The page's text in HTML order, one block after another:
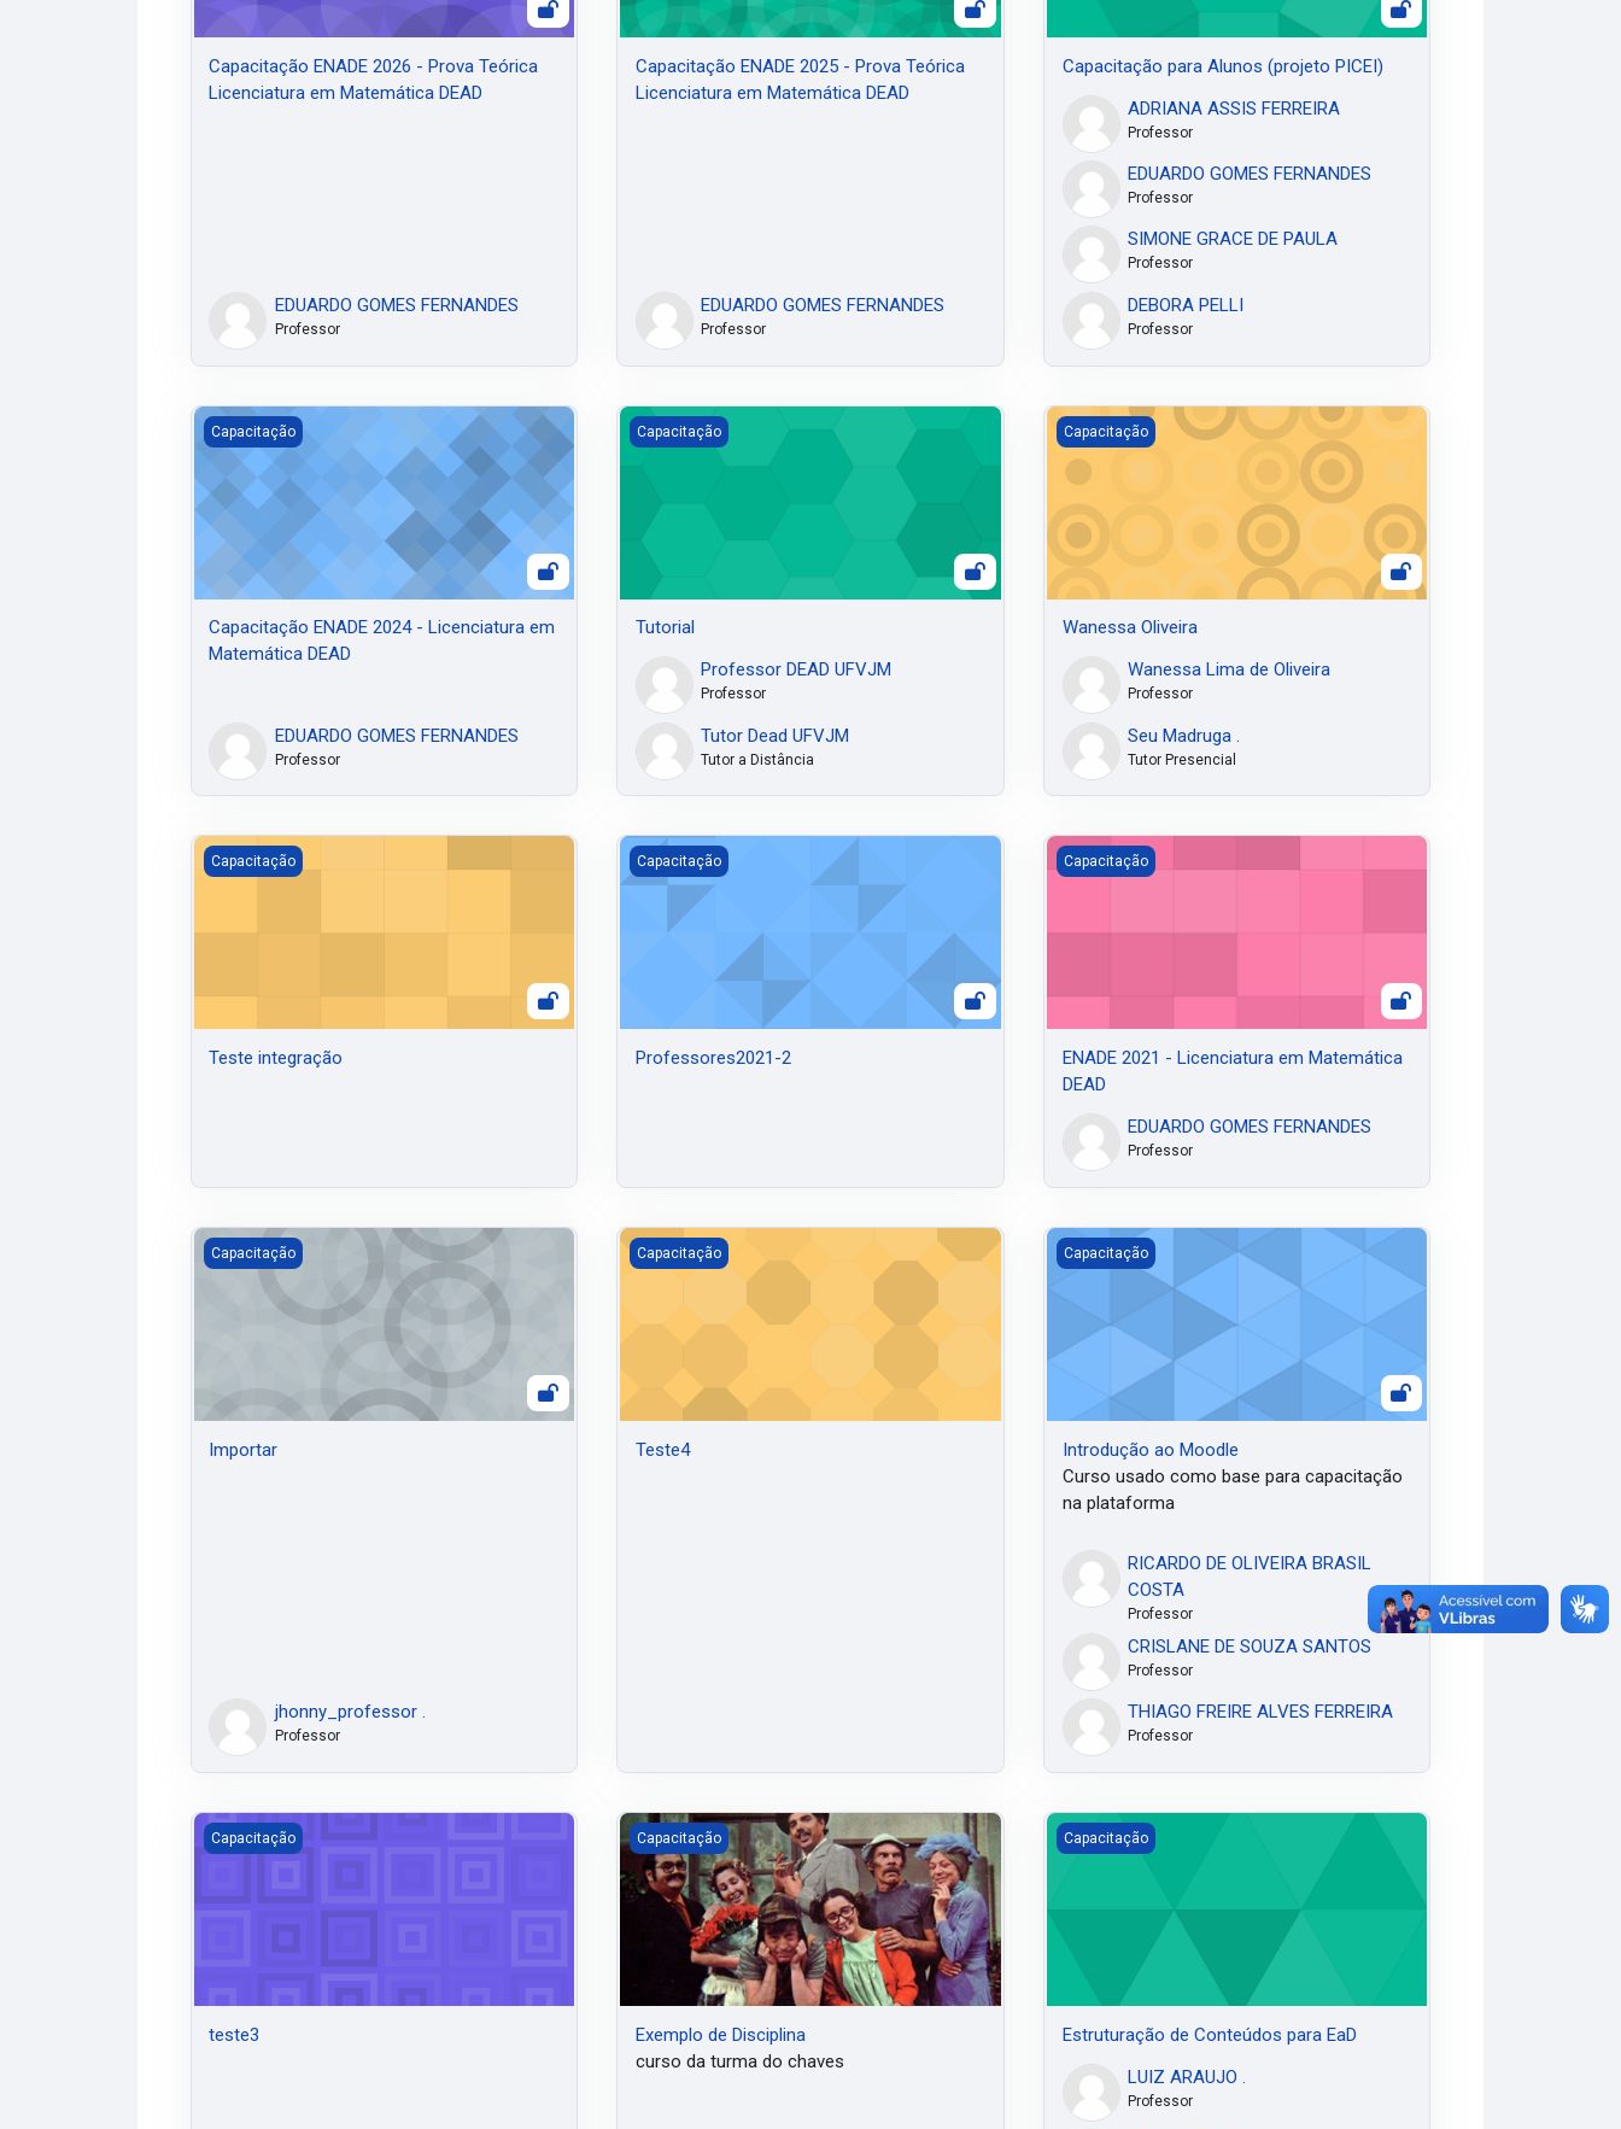
Capacitação ENADE 2026 - Prova Teórica
Licenciatura em Matemática DEAD
EDUARDO GOMES FERNANDES
Professor
Capacitação ENADE 2025 - Prova Teórica
Licenciatura em Matemática DEAD
EDUARDO GOMES FERNANDES
Professor
Capacitação para Alunos (projeto PICEI)
ADRIANA ASSIS FERREIRA
Professor
EDUARDO GOMES FERNANDES
Professor
SIMONE GRACE DE PAULA
Professor
DEBORA PELLI
Professor
Capacitação ENADE 2024 - Licenciatura em Matemática DEAD
Capacitação
Capacitação ENADE 2024 - Licenciatura em
Matemática DEAD
EDUARDO GOMES FERNANDES
Professor
Tutorial
Capacitação
Tutorial
Professor DEAD UFVJM
Professor
Tutor Dead UFVJM
Tutor a Distância
Wanessa Oliveira
Capacitação
Wanessa Oliveira
Wanessa Lima de Oliveira
Professor
Seu Madruga .
Tutor Presencial
Teste integração
Capacitação
Teste integração
Professores2021-2
Capacitação
Professores2021-2
ENADE 2021 - Licenciatura em Matemática DEAD
Capacitação
ENADE 2021 - Licenciatura em Matemática
DEAD
EDUARDO GOMES FERNANDES
Professor
Importar
Capacitação
Importar
jhonny_professor .
Professor
Teste4
Capacitação
Teste4
Introdução ao Moodle
Capacitação
Introdução ao Moodle
Curso usado como base para capacitação
na plataforma
RICARDO DE OLIVEIRA BRASIL
COSTA
Professor
CRISLANE DE SOUZA SANTOS
Professor
THIAGO FREIRE ALVES FERREIRA
Professor
teste3
Capacitação
teste3
Exemplo de Disciplina
Capacitação
Exemplo de Disciplina
curso da turma do chaves
Estruturação de Conteúdos para EaD
Capacitação
Estruturação de Conteúdos para EaD
LUIZ ARAUJO .
Professor